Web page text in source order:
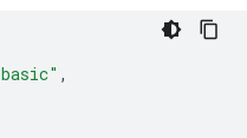
basic" ,